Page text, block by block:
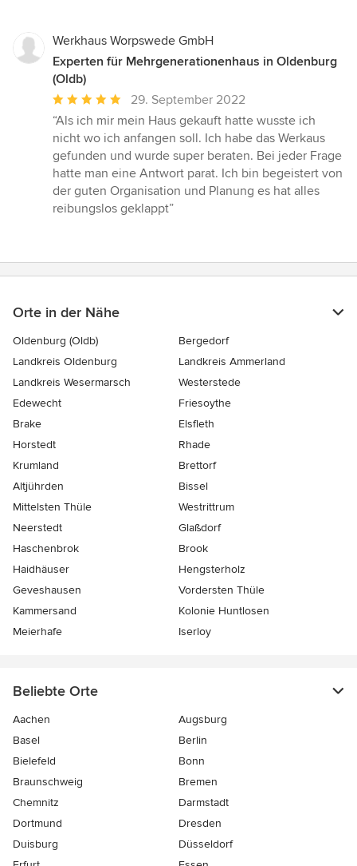
Werkhaus Worpswede GmbH
Experten für Mehrgenerationenhaus in Oldenburg
(Oldb)
Durchschnittliche
Bewertung:
5
von
5
Sternen
29. September 2022
“Als ich mir mein Haus gekauft hatte wusste ich
nicht wo ich anfangen soll. Ich habe das Werkaus
gefunden und wurde super beraten. Bei jeder Frage
hatte man eine Antwort parat. Ich bin begeistert von
der guten Organisation und Planung es hat alles
reibungslos geklappt”
Orte in der Nähe
Oldenburg (Oldb)
Bergedorf
Landkreis Oldenburg
Landkreis Ammerland
Landkreis Wesermarsch
Westerstede
Edewecht
Friesoythe
Brake
Elsfleth
Horstedt
Rhade
Krumland
Brettorf
Altjührden
Bissel
Mittelsten Thüle
Westrittrum
Neerstedt
Glaßdorf
Haschenbrok
Brook
Haidhäuser
Hengsterholz
Geveshausen
Vordersten Thüle
Kammersand
Kolonie Huntlosen
Meierhafe
Iserloy
Beliebte Orte
Aachen
Augsburg
Basel
Berlin
Bielefeld
Bonn
Braunschweig
Bremen
Chemnitz
Darmstadt
Dortmund
Dresden
Duisburg
Düsseldorf